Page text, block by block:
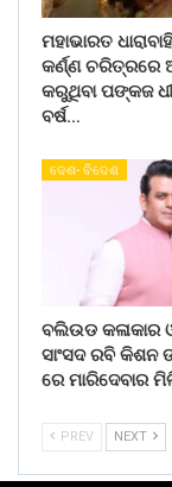
ମହାଭାରତ
କର୍ଣ୍ଣ ଚରିତ୍ରରେ
କରୁଥିବା ପଙ୍କଜ
ବର୍ଷ…
ଦେଶ- ବିଦେଶ
ବଲିଉଡ କଳାକାର
ସାଂସଦ ରବି କିଶନ
ରେ ମାରିଦେବାର
PREV NEXT